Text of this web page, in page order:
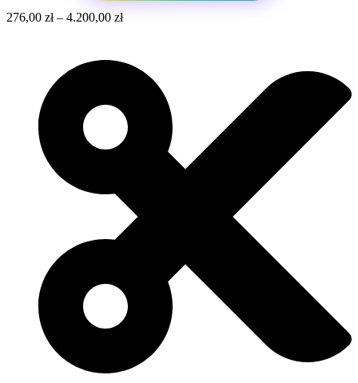
276,00 zł– 4.200,00 zł